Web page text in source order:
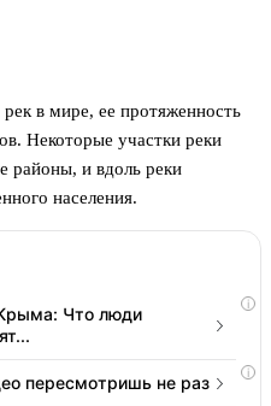
в мире, ее протяженность
Некоторые участки реки
районы, и вдоль реки
населения.
i
Что люди
i
пересмотришь не раз